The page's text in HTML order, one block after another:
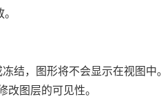
结，图形将不会显示在视图中。
改图层的可见性。